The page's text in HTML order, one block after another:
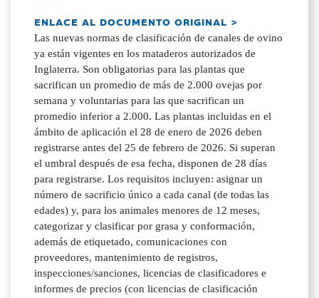
ENLACE AL DOCUMENTO ORIGINAL >
Las nuevas normas de clasificación de canales de ovino
ya están vigentes en los mataderos autorizados de
Inglaterra. Son obligatorias para las plantas que
sacrifican un promedio de más de 2.000 ovejas por
semana y voluntarias para las que sacrifican un
promedio inferior a 2.000. Las plantas incluidas en el
ámbito de aplicación el 28 de enero de 2026 deben
registrarse antes del 25 de febrero de 2026. Si superan
el umbral después de esa fecha, disponen de 28 días
para registrarse. Los requisitos incluyen: asignar un
número de sacrificio único a cada canal (de todas las
edades) y, para los animales menores de 12 meses,
categorizar y clasificar por grasa y conformación,
además de etiquetado, comunicaciones con
proveedores, mantenimiento de registros,
inspecciones/sanciones, licencias de clasificadores e
informes de precios (con licencias de clasificación